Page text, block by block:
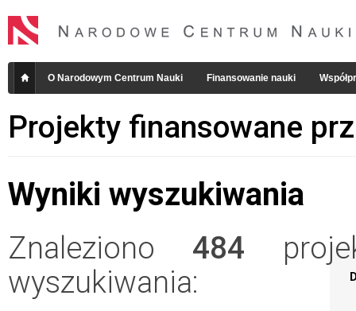
O Narodowym Centrum Nauki Finansowanie nauki
Projekty finansowane
Wyniki wyszukiwania
Znaleziono 484
wyszukiwania: